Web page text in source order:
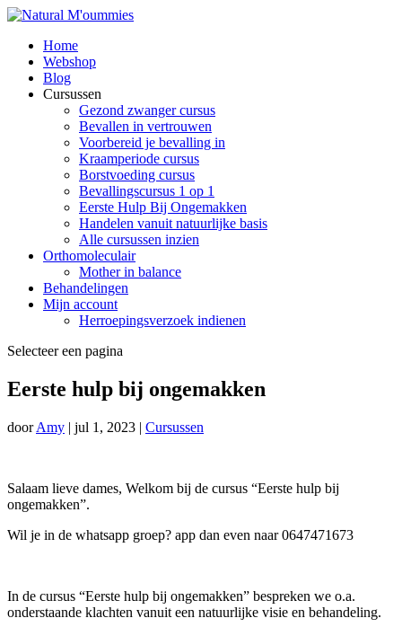
Home
Webshop
Blog
Cursussen
Gezond zwanger cursus
Bevallen in vertrouwen
Voorbereid je bevalling in
Kraamperiode cursus
Borstvoeding cursus
Bevallingscursus 1 op 1
Eerste Hulp Bij Ongemakken
Handelen vanuit natuurlijke basis
Alle cursussen inzien
Orthomoleculair
Mother in balance
Behandelingen
Mijn account
Herroepingsverzoek indienen
Selecteer een pagina
Eerste hulp bij ongemakken
doorAmy | jul 1, 2023 | Cursussen
Salaam lieve dames, Welkom bij de cursus “Eerste hulp bij
ongemakken”.
Wil je in de whatsapp groep? app dan even naar 0647471673
In de cursus “Eerste hulp bij ongemakken” bespreken we o.a.
onderstaande klachten vanuit een natuurlijke visie en behandeling.